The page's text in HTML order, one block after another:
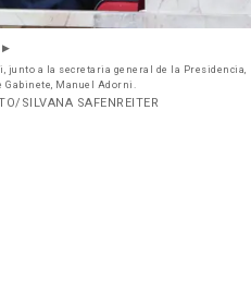
a la secretaria general de la Presidencia,
Gabinete, Manuel Adorni.
SILVANA SAFENREITER